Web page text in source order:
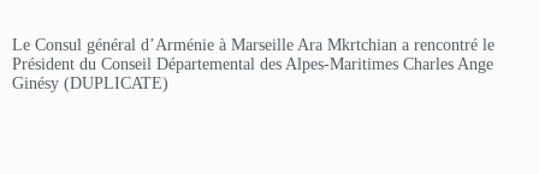
Le Consul général d’Arménie à Marseille Ara Mkrtchian a rencontré le
Président du Conseil Départemental des Alpes-Maritimes Charles Ange
Ginésy (DUPLICATE)